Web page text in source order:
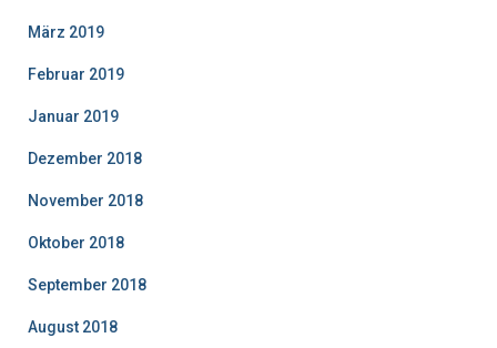
März 2019
Februar 2019
Januar 2019
Dezember 2018
November 2018
Oktober 2018
September 2018
August 2018